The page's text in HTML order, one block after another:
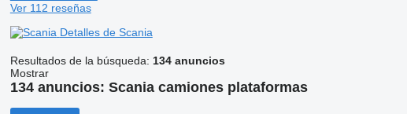
Ver 112 reseñas
Detalles de Scania
Resultados de la búsqueda: 134 anuncios
Mostrar
134 anuncios: Scania camiones plataformas